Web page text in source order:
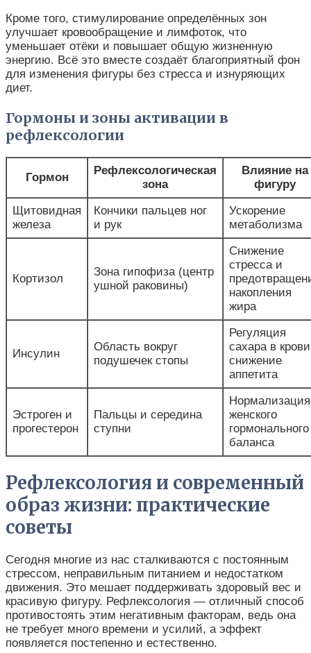
Кроме того, стимулирование определённых зон
улучшает кровообращение и лимфоток, что
уменьшает отёки и повышает общую жизненную
энергию. Всё это вместе создаёт благоприятный фон
для изменения фигуры без стресса и изнуряющих
диет.
Гормоны и зоны активации в
рефлексологии
Гормон
Рефлексологическая
зона
Влияние на
фигуру
Щитовидная
железа
Кончики пальцев ног
и рук
Ускорение
метаболизма
Кортизол
Зона гипофиза (центр
ушной раковины)
Снижение
стресса и
накопления
жира
Инсулин
Область вокруг
подушечек стопы
Регуляция
сахара в
снижение
аппетита
Эстроген и
прогестерон
Пальцы и середина
ступни
Нормализация
женского
гормонального
баланса
Рефлексология и современный
образ жизни: практические
советы
Сегодня многие из нас сталкиваются с постоянным
стрессом, неправильным питанием и недостатком
движения. Это мешает поддерживать здоровый вес и
красивую фигуру. Рефлексология — отличный способ
противостоять этим негативным факторам, ведь она
не требует много времени и усилий, а эффект
появляется постепенно и естественно.